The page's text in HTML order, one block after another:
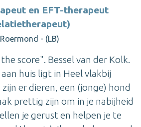
en EFT-therapeut
Roermond - (LB)
score". Bessel van der Kolk.
huis ligt in Heel vlakbij
er dieren, een (jonge) hond
prettig zijn om in je nabijheid
je gerust en helpen je te